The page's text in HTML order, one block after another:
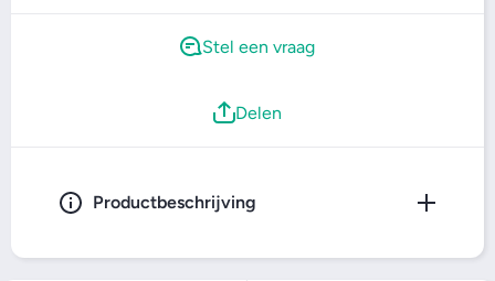
Stel een vraag
Delen
Productbeschrijving